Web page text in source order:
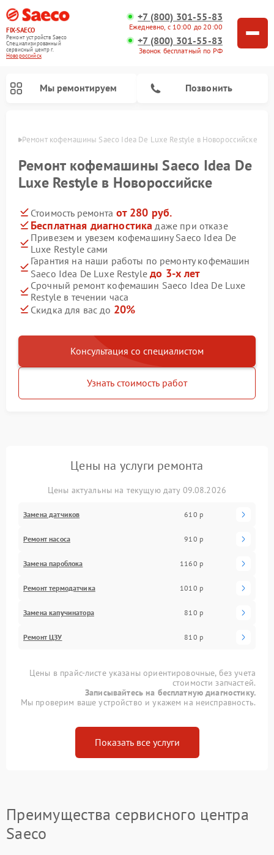
FIX-SAECO
Ремонт устройств Saeco
Специализированный
cервисный центр г.
Новороссийск
+7 (800) 301-55-83
Ежедневно, с 10:00 до 20:00
+7 (800) 301-55-83
Звонок бесплатный по РФ
Мы ремонтируем Позвонить
Ремонт кофемашины Saeco Idea De Luxe Restyle в Новороссийске
Ремонт кофемашины Saeco Idea De
Luxe Restyle в Новороссийске
Стоимость ремонта от 280 руб.
Бесплатная диагностика даже при отказе
Привезем и увезем кофемашину Saeco Idea De
Luxe Restyle сами
Гарантия на наши работы по ремонту кофемашин
Saeco Idea De Luxe Restyleдо 3-х лет
Срочный ремонт кофемашин Saeco Idea De Luxe
Restyle в течении часа
Скидка для вас до 20%
Консультация со специалистом
Узнать стоимость работ
Цены на услуги ремонта
Цены актуальны на текущую дату 09.08.2026
Замена датчиков 610 р
Ремонт насоса 910 р
Замена пароблока 1160 р
Ремонт термодатчика 1010 р
Замена капучинатора 810 р
Ремонт ЦЗУ 810 р
Цены в прайс-листе указаны ориентировочные, без учета
стоимости запчастей.
Записывайтесь на бесплатную диагностику.
Мы проверим ваше устройство и укажем на неисправность.
Показать все услуги
Преимущества сервисного центра
Saeco